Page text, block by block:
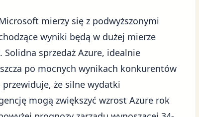
mierzy się z podwyższonymi
wyniki będą w dużej mierze
sprzedaż Azure, idealnie
po mocnych wynikach konkurentów
że silne wydatki
mogą zwiększyć wzrost Azure rok